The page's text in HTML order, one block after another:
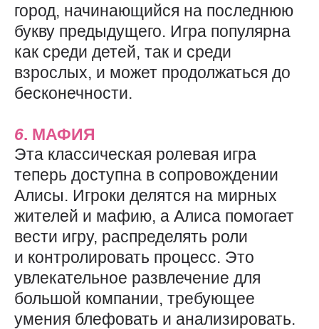
город, начинающийся на последнюю
букву предыдущего. Игра популярна
как среди детей, так и среди
взрослых, и может продолжаться до
бесконечности.
6. МАФИЯ
Эта классическая ролевая игра
теперь доступна в сопровождении
Алисы. Игроки делятся на мирных
жителей и мафию, а Алиса помогает
вести игру, распределять роли
и контролировать процесс. Это
увлекательное развлечение для
большой компании, требующее
умения блефовать и анализировать.